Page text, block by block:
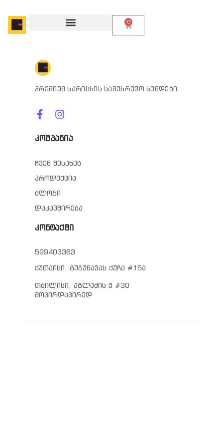
0
პრემიუმ ხარისხის სამუხრუჭო ხუნდები.
კომპანია
ჩვენ შესახებ
პროდუქცია
ბლოგი
დაკავშირება
კონტაქტი
599403363
ქუთაისი, გუგუნავას ქუჩა #15ა
თბილისი, აგლაძის ქ #30
მოპირდაპირედ